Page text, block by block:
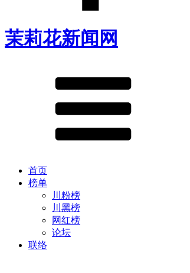
茉莉花新闻网
首页
榜单
川粉榜
川黑榜
网红榜
论坛
联络